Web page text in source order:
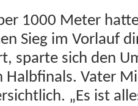
1000 Meter
Sieg im Vor­lauf
sparte sich den
Halb­fi­nals. Vater
„Es ist